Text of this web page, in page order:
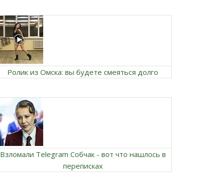
Ролик из Омска: вы будете смеяться долго
Взломали Telegram Собчак - вот что нашлось в
переписках